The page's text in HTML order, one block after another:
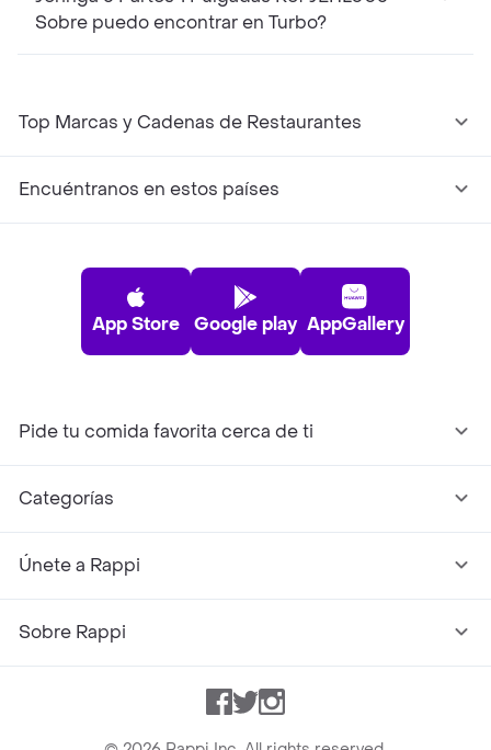
Sobre puedo encontrar en Turbo?
Top Marcas y Cadenas de Restaurantes
Encuéntranos en estos países
App Store Google play AppGallery
Pide tu comida favorita cerca de ti
Categorías
Únete a Rappi
Sobre Rappi
Facebook
TwitterInstagram